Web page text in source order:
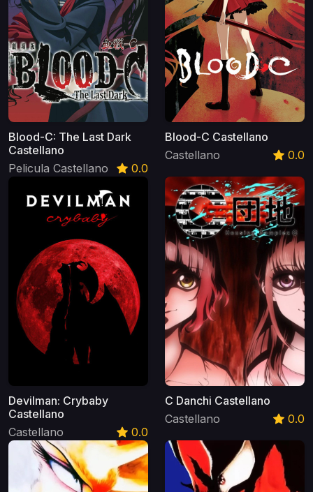
Blood-C: The Last Dark
Castellano
Pelicula Castellano
0.0
Blood-C Castellano
Castellano
0.0
Devilman: Crybaby
Castellano
Castellano
0.0
C Danchi Castellano
Castellano
0.0